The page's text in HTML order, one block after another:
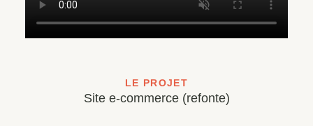
LE PROJET
Site e-commerce (refonte)